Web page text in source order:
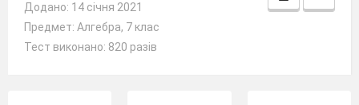
Додано: 14 січня 2021
Предмет: Алгебра, 7 клас
Тест виконано: 820 разів